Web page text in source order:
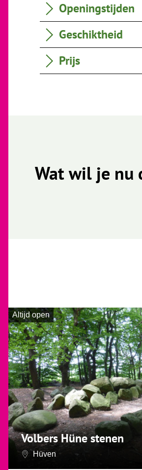
Openingstijden
Geschiktheid
Prijs
Wat wil je nu
Altijd open
Volbers Hüne stenen
Hüven